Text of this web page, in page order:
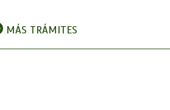
MÁS TRÁMITES